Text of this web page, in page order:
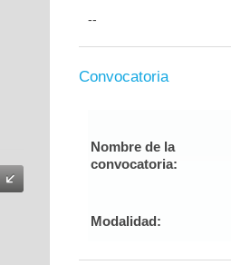
--
Convocatoria
Nombre de la
convocatoria:
Modalidad: